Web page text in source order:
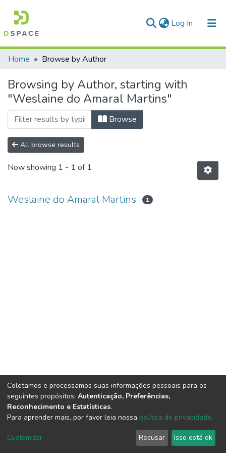
Log In (current)
Communities & Collections
All of DSpace
Home Browse by Author
Browsing by Author, starting with
"Weslaine do Amaral Martins"
Browse
All browse results
Now showing 1 - 1 of 1
Weslaine do Amaral Martins 1
DSpace software copyright © 2002-2026 LYRASIS
Cookie
End User
Agreement
Send
Feedback
Coletamos e processamos suas informações pessoais para os
seguintes propósitos: Autenticação, Preferências,
Reconhecimento e Estatísticas.
Para aprender mais, por favor leia nossa política de privacidade.
Customizar Recusar Isso está ok